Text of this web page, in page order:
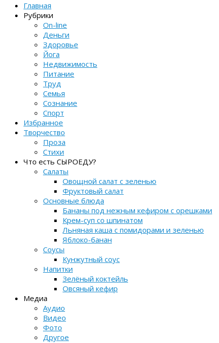
Главная
Рубрики
On-line
Деньги
Здоровье
Йога
Недвижимость
Питание
Труд
Семья
Сознание
Спорт
Избранное
Творчество
Проза
Стихи
Что есть СЫРОЕДУ?
Салаты
Овощной салат с зеленью
Фруктовый салат
Основные блюда
Бананы под нежным кефиром с орешками
Крем-суп со шпинатом
Льняная каша с помидорами и зеленью
Яблоко-банан
Соусы
Кунжутный соус
Напитки
Зелёный коктейль
Овсяный кефир
Медиа
Аудио
Видео
Фото
Другое